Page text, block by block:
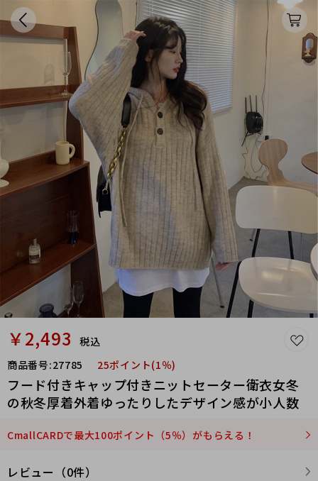
￥2,493
税込
商品番号:27785 25ポイント(1％)
フード付きキャップ付きニットセーター衛衣女冬
の秋冬厚着外着ゆったりしたデザイン感が小人数
CmallCARDで最大100ポイント（5％）がもらえる！
レビュー（0件）